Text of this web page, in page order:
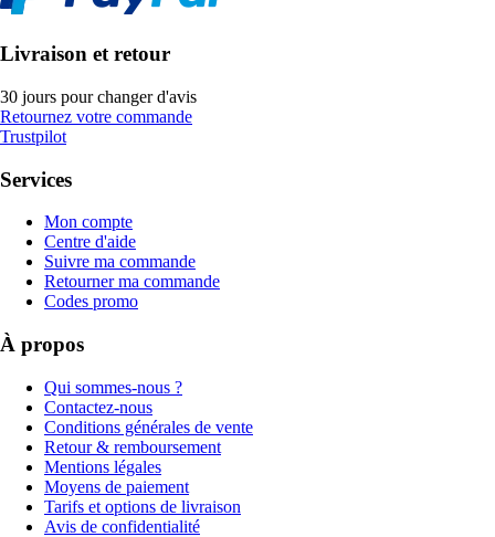
Livraison et retour
30 jours pour changer d'avis
Retournez votre commande
Trustpilot
Services
Mon compte
Centre d'aide
Suivre ma commande
Retourner ma commande
Codes promo
À propos
Qui sommes-nous ?
Contactez-nous
Conditions générales de vente
Retour & remboursement
Mentions légales
Moyens de paiement
Tarifs et options de livraison
Avis de confidentialité